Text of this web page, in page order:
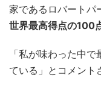
家であるロバート
世界最高得点の100
「私が味わった中
ている」とコメント